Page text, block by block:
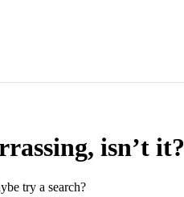
isn’t it?
try a search?